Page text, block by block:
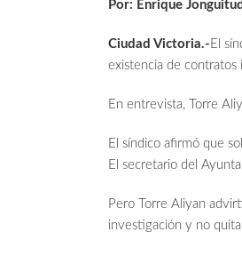
Por: Enrique
Ciudad Victoria.- El
existencia de contratos
En entrevista, Torre
El síndico afirmó que
El secretario del
Pero Torre Aliyan
investigación y no